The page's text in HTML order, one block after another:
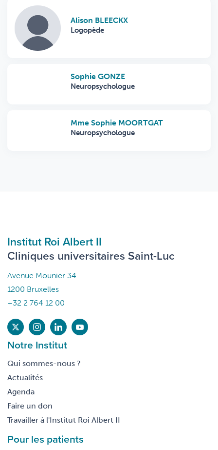
Alison BLEECKX
Logopède
Sophie GONZE
Neuropsychologue
Mme Sophie MOORTGAT
Neuropsychologue
Institut Roi Albert II
Cliniques universitaires Saint-Luc
Avenue Mounier 34
1200 Bruxelles
+32 2 764 12 00
Notre Institut
Qui sommes-nous ?
Actualités
Agenda
Faire un don
Travailler à l'Institut Roi Albert II
Pour les patients